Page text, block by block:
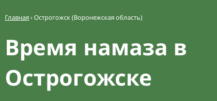
Главная›Острогожск (Воронежская область)
Время намаза в
Острогожске